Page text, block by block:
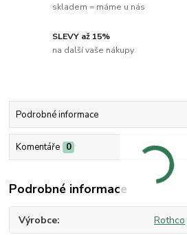
skladem = máme u nás
SLEVY až 15%
na další vaše nákupy
Podrobné informace
Komentáře 0
Podrobné informace
Výrobce Rothco